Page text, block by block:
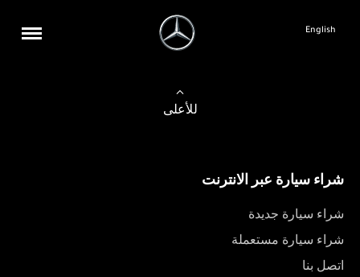
English
للأعلى
شراء سيارة عبر الانترنت
شراء سيارة جديدة
شراء سيارة مستعملة
اتصل بنا